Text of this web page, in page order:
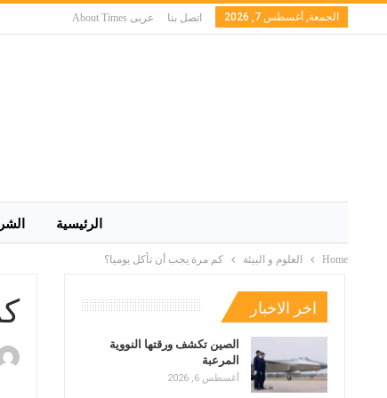
الجمعة, أغسطس 7, 2026 اتصل بنا عربى About Times
الرئيسية
Home العلوم و البيئة كم مرة يجب أن تأكل يوميا؟
اخر الاخبار
الصين تكشف ورقتها النووية
المرعبة
أغسطس 6, 2026